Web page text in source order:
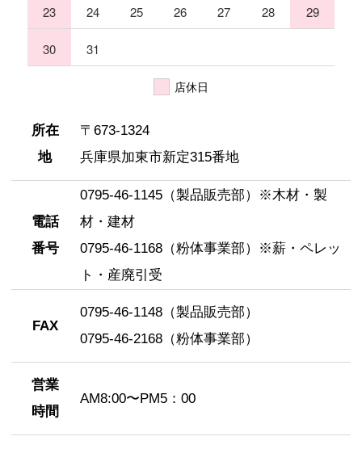
ペレットストーブ、ペレット燃料
木づかい仲間のご紹介(仕入先・販売先)
23 24 25 26 27 28 29
30 31
店休日
所在
地
〒673-1324
兵庫県加東市新定315番地
電話
番号
0795-46-1145（製品販売部）※木材・製
材・建材
0795-46-1168（粉体事業部）※薪・ペレッ
ト・産廃引受
FAX
0795-46-1148（製品販売部）
0795-46-2168（粉体事業部）
営業
時間
AM8:00〜PM5：00